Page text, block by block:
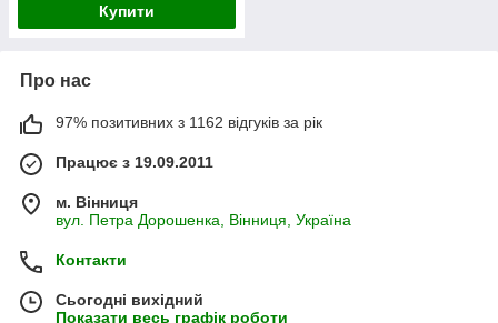
Купити
Про нас
97% позитивних з 1162 відгуків за рік
Працює з 19.09.2011
м. Вінниця
вул. Петра Дорошенка, Вінниця, Україна
Контакти
Сьогодні вихідний
Показати весь графік роботи